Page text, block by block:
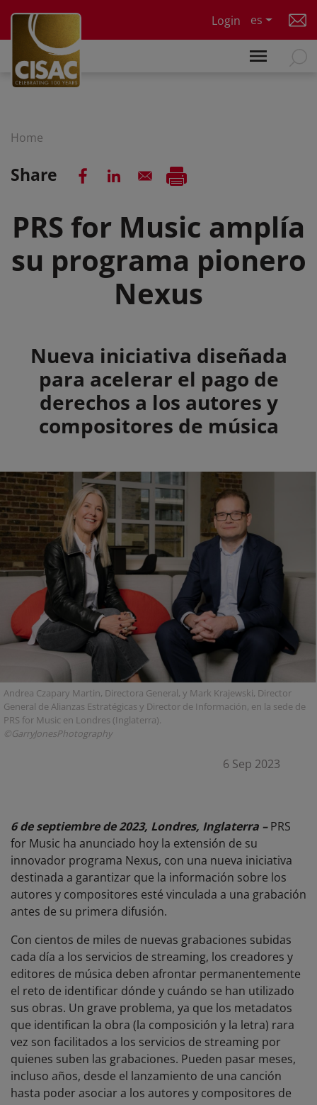
Login
es
Home
Share
PRS for Music amplía
su programa pionero
Nexus
Summary
Nueva iniciativa diseñada
para acelerar el pago de
derechos a los autores y
compositores de música
Andrea Czapary Martin, Directora General, y Mark Krajewski, Director
General de Alianzas Estratégicas y Director de Información, en la sede de
PRS for Music en Londres (Inglaterra).
©GarryJonesPhotography
6 Sep 2023
6 de septiembre de 2023, Londres, Inglaterra –PRS
for Music ha anunciado hoy la extensión de su
innovador programa Nexus, con una nueva iniciativa
destinada a garantizar que la información sobre los
autores y compositores esté vinculada a una grabación
antes de su primera difusión.
Con cientos de miles de nuevas grabaciones subidas
cada día a los servicios de streaming, los creadores y
editores de música deben afrontar permanentemente
el reto de identificar dónde y cuándo se han utilizado
sus obras. Un grave problema, ya que los metadatos
que identifican la obra (la composición y la letra) rara
vez son facilitados a los servicios de streaming por
quienes suben las grabaciones. Pueden pasar meses,
incluso años, desde el lanzamiento de una canción
hasta poder asociar a los autores y compositores de